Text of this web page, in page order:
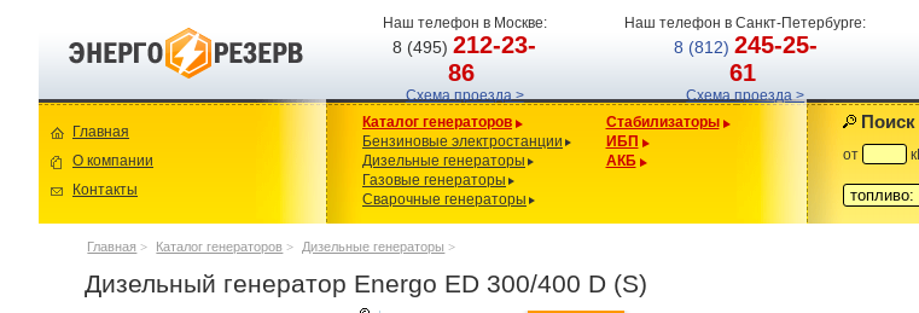
Наш телефон в Москве:
8 (495)212-23-
86
Схема проезда >
Наш телефон в Санкт-Петербурге:
8 (812) 245-25-
61
Схема проезда >
Главная
О компании
Контакты
Каталог генераторов
Бензиновые электростанции
Дизельные генераторы
Газовые генераторы
Сварочные генераторы
Стабилизаторы
ИБП
АКБ
Поиск
от
топливо:
Главная > Каталог генераторов > Дизельные генераторы >
Дизельный генератор Energo ED 300/400 D (S)